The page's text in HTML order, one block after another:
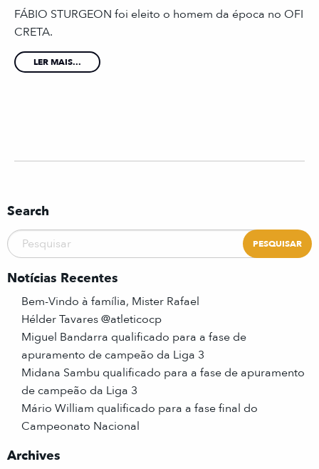
FÁBIO STURGEON foi eleito o homem da época no OFI
CRETA.
LER MAIS...
Search
Notícias Recentes
Bem-Vindo à família, Mister Rafael
Hélder Tavares @atleticocp
Miguel Bandarra qualificado para a fase de
apuramento de campeão da Liga 3
Midana Sambu qualificado para a fase de apuramento
de campeão da Liga 3
Mário William qualificado para a fase final do
Campeonato Nacional
Archives